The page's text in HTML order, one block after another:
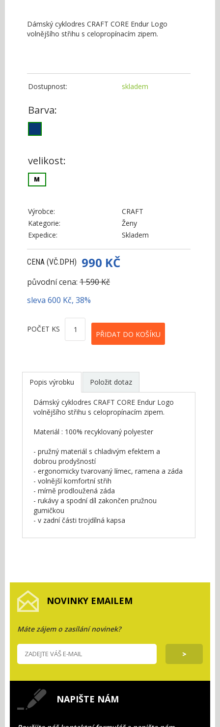
Dámský cyklodres CRAFT CORE Endur Logo
volnějšího střihu s celopropínacím zipem.
Dostupnost: skladem
Barva:
velikost:
M
Výrobce:
CRAFT
Kategorie:
Ženy
Expedice:
Skladem
CENA (VČ.DPH) 990 KČ
původní cena: 1 590 Kč
sleva 600 Kč, 38%
POČET KS
Popis výrobku Položit dotaz
Dámský cyklodres CRAFT CORE Endur Logo
volnějšího střihu s celopropínacím zipem.
Materiál : 100% recyklovaný polyester
- pružný materiál s chladivým efektem a
dobrou prodyšností
- ergonomicky tvarovaný límec, ramena a záda
- volnější komfortní střih
- mírně prodloužená záda
- rukávy a spodní díl zakončen pružnou
gumičkou
- v zadní části trojdílná kapsa
NOVINKY EMAILEM
Máte zájem o zasílání novinek?
NAPIŠTE NÁM